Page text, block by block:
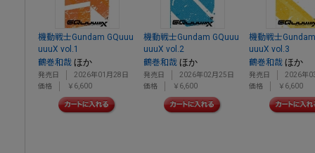
機動戦士Gundam GQuuu
uuuX vol.1
鶴巻和哉 ほか
発売日
2026年01月28日
価格
￥6,600
機動戦士Gundam GQuuu
uuuX vol.2
鶴巻和哉 ほか
発売日
2026年02月25日
価格
￥6,600
機動戦士
uuuX vol.3
鶴巻和哉 ほか
発売日
2026年
価格
￥6,600